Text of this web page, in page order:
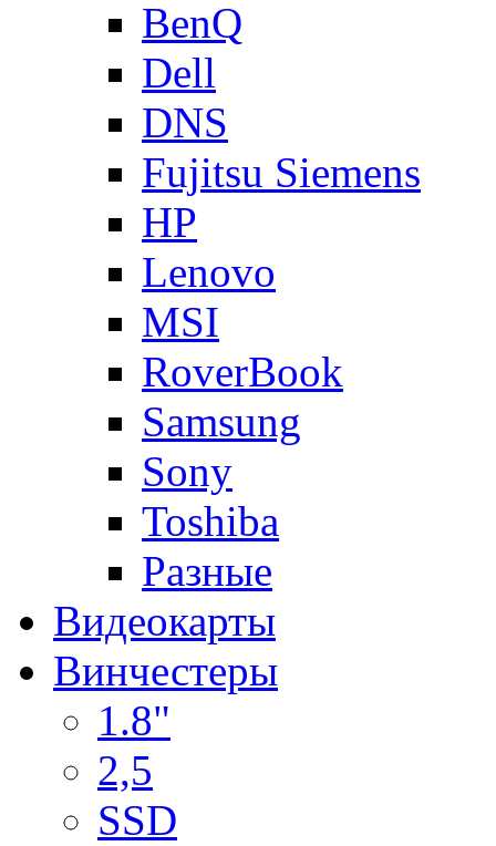
BenQ
Dell
DNS
Fujitsu Siemens
HP
Lenovo
MSI
RoverBook
Samsung
Sony
Toshiba
Разные
Видеокарты
Винчестеры
1.8"
2,5
SSD